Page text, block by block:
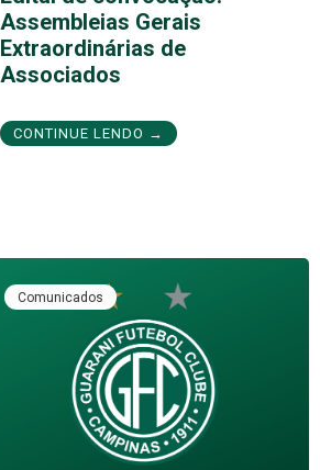
Assembleias Gerais
Extraordinárias de
Associados
CONTINUE LENDO →
Comunicados